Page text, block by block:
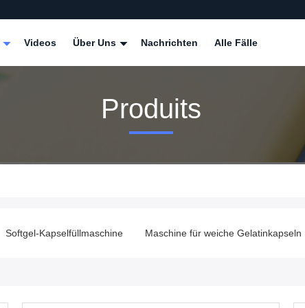
Videos Über Uns Nachrichten Alle Fälle
Produits
Maschine für weiche Gelatinkapseln Maschine zur